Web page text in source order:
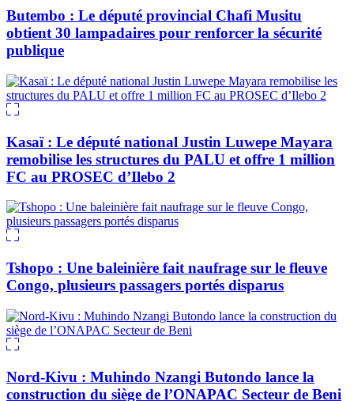
Butembo : Le député provincial Chafi Musitu
obtient 30 lampadaires pour renforcer la sécurité
publique
Kasaï : Le député national Justin Luwepe Mayara
remobilise les structures du PALU et offre 1 million
FC au PROSEC d’Ilebo 2
Tshopo : Une baleinière fait naufrage sur le fleuve
Congo, plusieurs passagers portés disparus
Nord-Kivu : Muhindo Nzangi Butondo lance la
construction du siège de l’ONAPAC Secteur de Beni